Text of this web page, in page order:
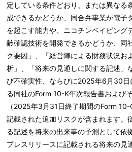
定している条件どおり、または異なる
成できるかどうか、同合弁事業が電子
を起こす能力や、ニコチンベイピング
齢確認技術を開発できるかどうか、同
ク要因」、「経営陣による財務状況お
析」、「将来の見通しに関する記述」
び不確実性、ならびに2025年6月30日
る同社のForm 10-K年次報告書および
（2025年3月31日終了期間のForm
記載された追加リスクが含まれます。
る記述を将来の出来事の予測として依
プレスリリースに記載される将来の見